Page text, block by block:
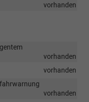
vorhanden
vorhanden
vorhanden
vorhanden